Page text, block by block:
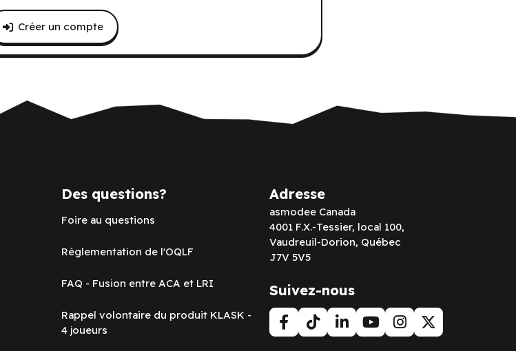
Créer un compte
Des questions?
Foire au questions
Réglementation de l'OQLF
FAQ - Fusion entre ACA et LRI
Rappel volontaire du produit KLASK -
4 joueurs
Adresse
asmodee Canada
4001 F.X.-Tessier, local 100,
Vaudreuil-Dorion, Québec
J7V 5V5
Suivez-nous